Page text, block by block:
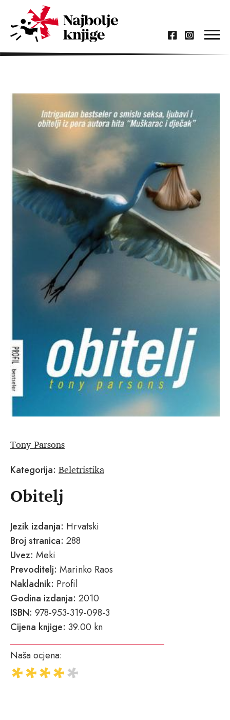
Tony Parsons
Kategorija: Beletristika
Obitelj
Jezik izdanja: Hrvatski
Broj stranica: 288
Uvez: Meki
Prevoditelj: Marinko Raos
Nakladnik: Profil
Godina izdanja: 2010
ISBN: 978-953-319-098-3
Cijena knjige: 39.00 kn
Naša ocjena: